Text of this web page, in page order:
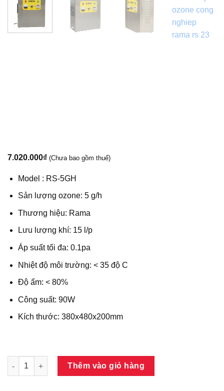
7.020.000₫ (Chưa bao gồm thuế)
Model : RS-5GH
Sản lượng ozone: 5 g/h
Thương hiệu: Rama
Lưu lượng khí: 15 l/p
Áp suất tối đa: 0.1pa
Nhiệt độ môi trường: < 35 độ C
Độ ẩm: < 80%
Công suất: 90W
Kích thước: 380x480x200mm
Máy ozone công nghiệp Rama RS-5GH, sản lượng 5g/h, công
Thêm vào giỏ hàng